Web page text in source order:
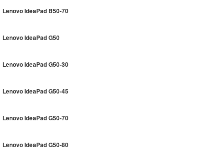
Lenovo IdeaPad B50-70
Lenovo IdeaPad G50
Lenovo IdeaPad G50-30
Lenovo IdeaPad G50-45
Lenovo IdeaPad G50-70
Lenovo IdeaPad G50-80